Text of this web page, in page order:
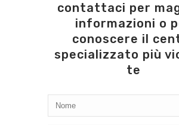
contattaci per
informazioni o
conoscere il
specializzato più
te